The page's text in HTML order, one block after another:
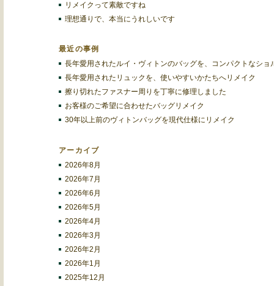
リメイクって素敵ですね
理想通りで、本当にうれしいです
最近の事例
長年愛用されたルイ・ヴィトンのバッグを、コンパクトなショ
長年愛用されたリュックを、使いやすいかたちへリメイク
擦り切れたファスナー周りを丁寧に修理しました
お客様のご希望に合わせたバッグリメイク
30年以上前のヴィトンバッグを現代仕様にリメイク
アーカイブ
2026年8月
2026年7月
2026年6月
2026年5月
2026年4月
2026年3月
2026年2月
2026年1月
2025年12月